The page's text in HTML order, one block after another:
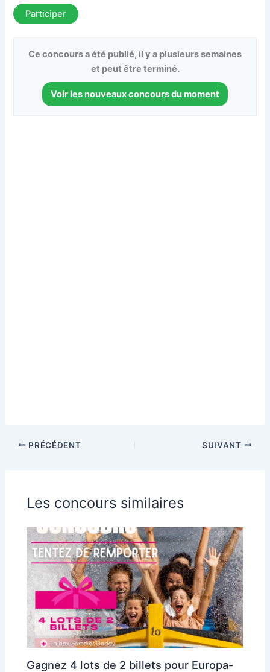
Participer
Ce concours a été publié, il y a plusieurs semaines
et peut être terminé.
Voir les nouveaux concours du moment
PRÉCÉDENT SUIVANT
Les concours similaires
Gagnez 4 lots de 2 billets pour Europa-